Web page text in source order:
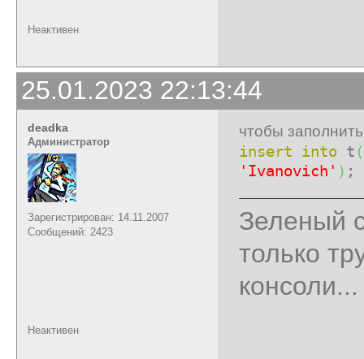
Неактивен
25.01.2023 22:13:44
deadka
Администратор
Зарегистрирован: 14.11.2007
Сообщений: 2423
чтобы
insert into t (
'Ivanovich' ) ;
Зеленый
только
консоли...
Неактивен